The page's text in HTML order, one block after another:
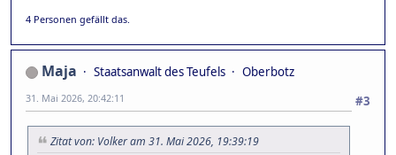
4 Personen gefällt das.
Maja Staatsanwalt des Teufels
Oberbotz
#3
31. Mai 2026, 20:42:11
Zitat von: Volker am 31. Mai 2026, 19:39:19